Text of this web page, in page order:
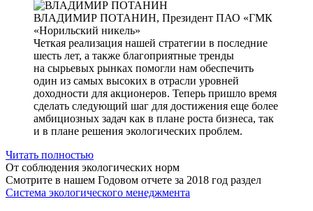
ВЛАДИМИР ПОТАНИН, Президент ПАО «ГМК
«Норильский никель»
Четкая реализация нашей стратегии в последние
шесть лет, а также благоприятные тренды
на сырьевых рынках помогли нам обеспечить
один из самых высоких в отрасли уровней
доходности для акционеров. Теперь пришло время
сделать следующий шаг для достижения еще более
амбициозных задач как в плане роста бизнеса, так
и в плане решения экологических проблем.
Читать полностью
От соблюдения экологических норм
Смотрите в нашем Годовом отчете за 2018 год раздел
Система экологического менеджмента